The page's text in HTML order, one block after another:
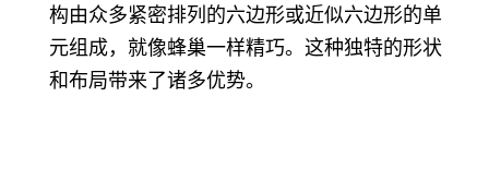
构由众多紧密排列的六边形或近似六边形的单
元组成，就像蜂巢一样精巧。这种独特的形状
和布局带来了诸多优势。